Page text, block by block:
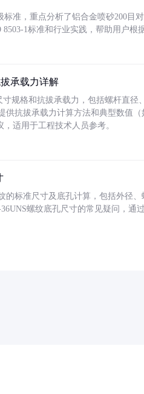
准，重点分析了铝合金喷砂200目
1标准和行业实践，帮助用户根
承载力详解
规格和抗拔承载力，包括螺杆直
供抗拔承载力计算方法和典型数值
适用于工程技术人员参考。
的标准尺寸及底孔计算，包括外径
36UNS螺纹底孔尺寸的常见疑问，